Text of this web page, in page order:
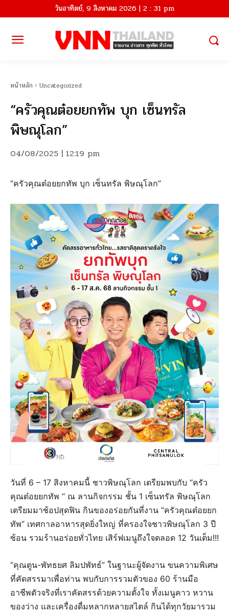
วันอาทิตย์, 9 สิงหาคม 2026 | 2 : 31 pm
หน้าหลัก Uncategorized
“ครัวคุณต๋อยยกทัพ บุก เซ็นทรัล
พิษณุโลก”
04/08/2025 | 12:19 pm
“ครัวคุณต๋อยยกทัพ บุก เซ็นทรัล พิษณุโลก”
วันที่ 6 – 17 สิงหาคมนี้ ชาวพิษณุโลก เตรียมพบกับ “ครัว
คุณต๋อยยกทัพ “ ณ ลานกิจกรรม ชั้น 1 เซ็นทรัล พิษณุโลก
เตรียมมาช้อปสุดฟิน กินของอร่อยกันที่งาน “ครัวคุณต๋อยยก
ทัพ” เทศกาลอาหารสุดยิ่งใหญ่ ที่ครองใจชาวพิษณุโลก 3 ปี
ซ้อน รวมร้านอร่อยทั่วไทย เสิร์ฟเมนูถึงใจตลอด 12 วันเต็ม!!!
“คุณตูน-พัทธยศ ลิมปพัทธ์” ในฐานะผู้จัดงาน ขนความพิเศษ
ที่คัดสรรมาเพื่อท่าน พบกับการรวมตัวของ 60 ร้านมือ
อาชีพตัวจริงที่เราคัดสรรด้วยความตั้งใจ ทั้งเมนูคาว หวาน
ของว่าง และเครื่องดื่มหลากหลายสไตล์ กินได้ทุกวัยมารวม